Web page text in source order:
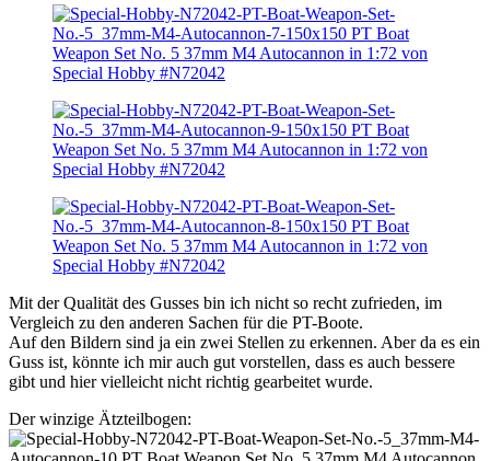
Mit der Qualität des Gusses bin ich nicht so recht zufrieden, im
Vergleich zu den anderen Sachen für die PT-Boote.
Auf den Bildern sind ja ein zwei Stellen zu erkennen. Aber da es ein
Guss ist, könnte ich mir auch gut vorstellen, dass es auch bessere
gibt und hier vielleicht nicht richtig gearbeitet wurde.
Der winzige Ätzteilbogen: